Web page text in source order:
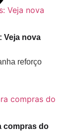
Veja nova
reforço
compras do